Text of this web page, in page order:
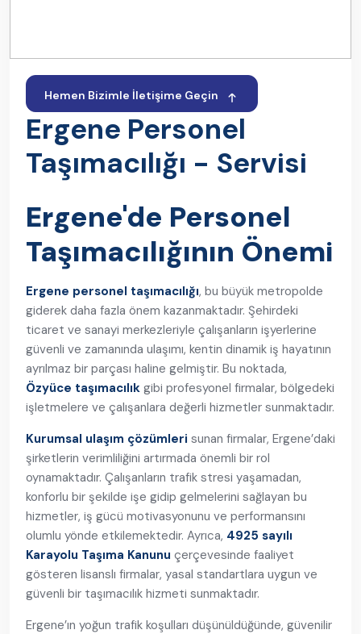
Hemen Bizimle İletişime Geçin
Ergene Personel
Taşımacılığı - Servisi
Ergene'de Personel
Taşımacılığının Önemi
Ergene personel taşımacılığı, bu büyük metropolde
giderek daha fazla önem kazanmaktadır. Şehirdeki
ticaret ve sanayi merkezleriyle çalışanların işyerlerine
güvenli ve zamanında ulaşımı, kentin dinamik iş hayatının
ayrılmaz bir parçası haline gelmiştir. Bu noktada,
Özyüce taşımacılık gibi profesyonel firmalar, bölgedeki
işletmelere ve çalışanlara değerli hizmetler sunmaktadır.
Kurumsal ulaşım çözümleri sunan firmalar, Ergene’daki
şirketlerin verimliliğini artırmada önemli bir rol
oynamaktadır. Çalışanların trafik stresi yaşamadan,
konforlu bir şekilde işe gidip gelmelerini sağlayan bu
hizmetler, iş gücü motivasyonunu ve performansını
olumlu yönde etkilemektedir. Ayrıca, 4925 sayılı
Karayolu Taşıma Kanunu çerçevesinde faaliyet
gösteren lisanslı firmalar, yasal standartlara uygun ve
güvenli bir taşımacılık hizmeti sunmaktadır.
Ergene’ın yoğun trafik koşulları düşünüldüğünde, güvenilir